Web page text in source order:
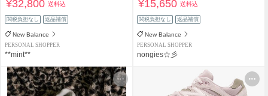
¥32,800送料込
関税負担なし 返品補償
New Balance
PERSONAL SHOPPER
**mint**
¥15,650送料込
関税負担なし 返品補償
New Balance
PERSONAL SHOPPER
nongies☆彡